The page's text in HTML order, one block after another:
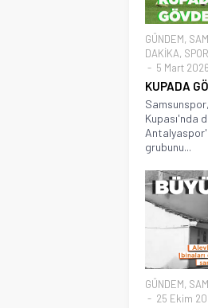
GÜNDEM,
DAKİKA, SPOR
5 Mart
KUPADA
Kupası'nda
grubunu...
GÜNDEM,
25 Ekim